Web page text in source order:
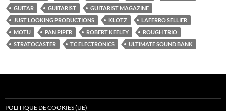
GUITAR
GUITARIST
GUITARIST MAGAZINE
JUST LOOKING PRODUCTIONS
KLOTZ
LAFERRO SELLIER
MOTU
PAN PIPER ROBERT KEELEY
ROUGH TRIO
STRATOCASTER
TC ELECTRONICS ULTIMATE SOUND BANK
POLITIQUE DE COOKIES (UE)